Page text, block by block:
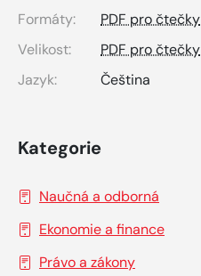
Formáty:
PDF pro čtečky
Velikost:
PDF pro čtečky
Jazyk:
Čeština
Kategorie
Naučná a odborná
Ekonomie a finance
Právo a zákony